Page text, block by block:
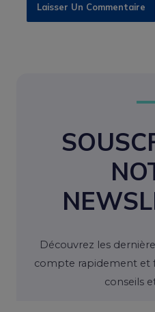
Découvrez les
compte rapidement et
conseils